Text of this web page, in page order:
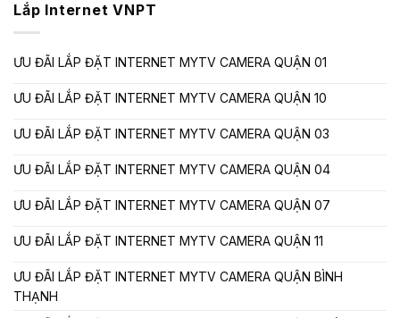
Lắp Internet VNPT
ƯU ĐÃI LẮP ĐẶT INTERNET MYTV CAMERA QUẬN 01
ƯU ĐÃI LẮP ĐẶT INTERNET MYTV CAMERA QUẬN 10
ƯU ĐÃI LẮP ĐẶT INTERNET MYTV CAMERA QUẬN 03
ƯU ĐÃI LẮP ĐẶT INTERNET MYTV CAMERA QUẬN 04
ƯU ĐÃI LẮP ĐẶT INTERNET MYTV CAMERA QUẬN 07
ƯU ĐÃI LẮP ĐẶT INTERNET MYTV CAMERA QUẬN 11
ƯU ĐÃI LẮP ĐẶT INTERNET MYTV CAMERA QUẬN BÌNH
THẠNH